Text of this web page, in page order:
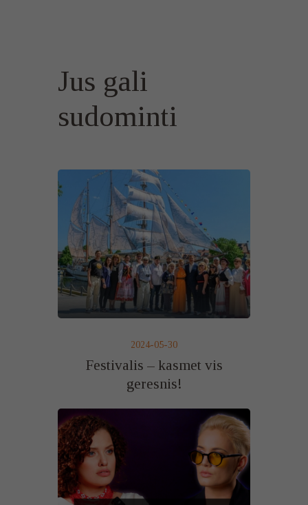
Jus gali
sudominti
2024-05-30
Festivalis – kasmet vis
geresnis!